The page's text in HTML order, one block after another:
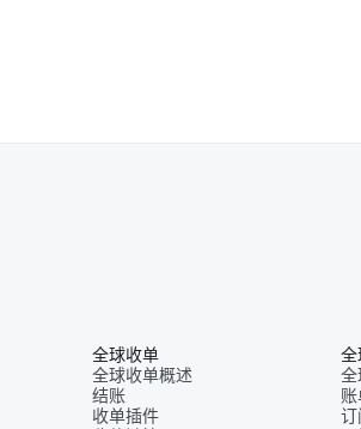
全球收单
全球收单概述
结账
收单插件
全
全
订